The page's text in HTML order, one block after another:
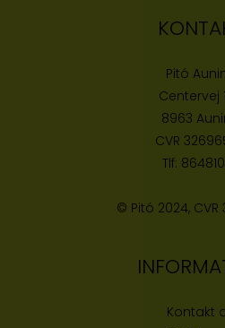
Pitó
Centervej
8963
CVR
Tlf:
© Pitó 2024, CVR
Kontakt